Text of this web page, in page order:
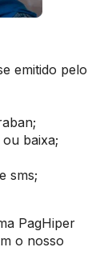
emitido pelo
baixa;
sms;
PagHiper
o nosso